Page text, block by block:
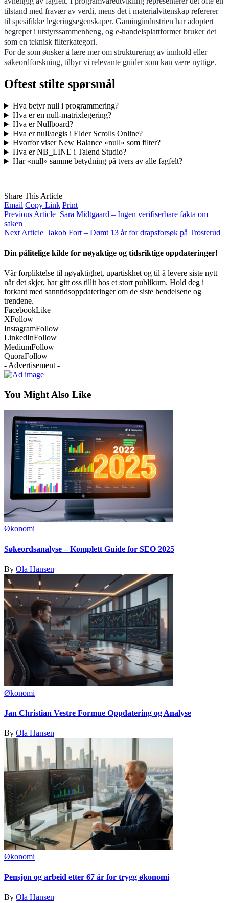
tilstand med fravær av verdi, mens det i materialvitenskap refererer
til spesifikke legeringsegenskaper. Gamingindustrien har adoptert
begrepet i utstyrssammenheng, og e-handelsplattformer bruker det
som en teknisk filterkategori.
For de som ønsker å lære mer om strukturering av innhold eller
søkeordforskning, tilbyr vi relevante guider som kan være nyttige.
Oftest stilte spørsmål
Hva betyr null i programmering?
Hva er en null-matrixlegering?
Hva er Nullboard?
Hva er null/aegis i Elder Scrolls Online?
Hvorfor viser New Balance «null» som filter?
Hva er NB_LINE i Talend Studio?
Har «null» samme betydning på tvers av alle fagfelt?
Share This Article
Email Copy Link Print
Previous Article Sara Midtgaard – Ingen verifiserbare fakta om
saken
Next Article Jakob Fort – Dømt 13 år for drapsforsøk på Trosterud
Din pålitelige kilde for nøyaktige og tidsriktige oppdateringer!
Vår forpliktelse til nøyaktighet, upartiskhet og til å levere siste nytt
når det skjer, har gitt oss tillit hos et stort publikum. Hold deg i
forkant med sanntidsoppdateringer om de siste hendelsene og
trendene.
FacebookLike
XFollow
InstagramFollow
LinkedInFollow
MediumFollow
QuoraFollow
- Advertisement -
You Might Also Like
Økonomi
Søkeordsanalyse – Komplett Guide for SEO 2025
By Ola Hansen
Økonomi
Jan Christian Vestre Formue Oppdatering og Analyse
By Ola Hansen
Økonomi
Pensjon og arbeid etter 67 år for trygg økonomi
By Ola Hansen